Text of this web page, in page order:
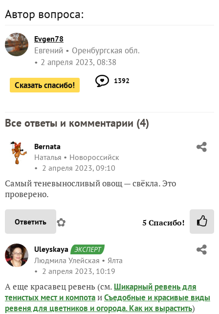
Автор вопроса:
Evgen78
Евгений
Оренбургская обл.
2 апреля 2023, 08:38
Сказать спасибо! 1392
Все ответы и комментарии (4)
Bernata
Наталья
Новороссийск
2 апреля 2023, 09:10
Самый теневыносливый овощ — свёкла. Это
проверено.
Ответить ✿ 5 Спасибо!
Uleyskaya ЭКСПЕРТ
Людмила Улейская
Ялта
2 апреля 2023, 10:19
А еще красавец ревень (см. Шикарный ревень для
тенистых мест и компотаиСъедобные и красивые виды
ревеня для цветников и огорода. Как их вырастить)